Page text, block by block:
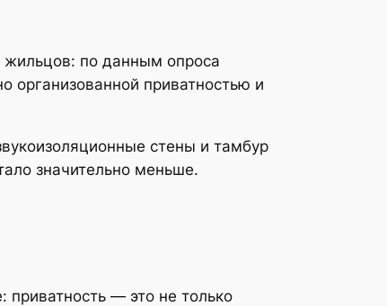
жильцов: по данным опроса
организованной приватностью и
стены и тамбур
значительно меньше.
приватность — это не только